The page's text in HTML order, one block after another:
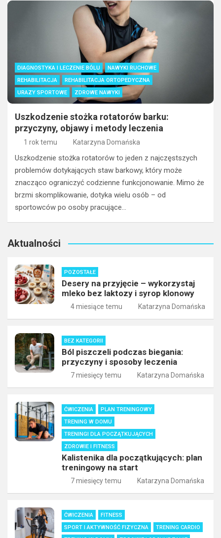
DIAGNOSTYKA I LECZENIE BÓLU
NAWYKI RUCHOWE
REHABILITACJA
REHABILITACJA ORTOPEDYCZNA
URAZY SPORTOWE
ZDROWE NAWYKI
Uszkodzenie stożka rotatorów barku:
przyczyny, objawy i metody leczenia
1 rok temu Katarzyna Domańska
Uszkodzenie stożka rotatorów to jeden z najczęstszych
problemów dotykających staw barkowy, który może
znacząco ograniczyć codzienne funkcjonowanie. Mimo że
brzmi skomplikowanie, dotyka wielu osób – od
sportowców po osoby pracujące…
Aktualności
POZOSTAŁE
Desery na przyjęcie – wykorzystaj
mleko bez laktozy i syrop klonowy
4 miesiące temu Katarzyna Domańska
BEZ KATEGORII
Ból piszczeli podczas biegania:
przyczyny i sposoby leczenia
7 miesięcy temu Katarzyna Domańska
ĆWICZENIA
PLAN TRENINGOWY
TRENING W DOMU
TRENINGI DLA POCZĄTKUJĄCYCH
ZDROWIE I FITNESS
Kalistenika dla początkujących: plan
treningowy na start
7 miesięcy temu Katarzyna Domańska
ĆWICZENIA
FITNESS
SPORT I AKTYWNOŚĆ FIZYCZNA
TRENING CARDIO